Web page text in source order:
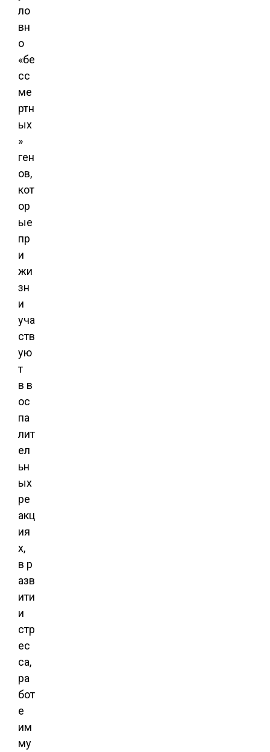
ло
вн
о
«бе
сс
ме
ртн
ых
»
ген
ов,
кот
ор
ые
пр
и
жи
зн
и
уча
ств
ую
т
в в
ос
па
лит
ел
ьн
ых
ре
акц
ия
х,
в р
азв
ити
и
стр
ес
са,
ра
бот
е
им
му